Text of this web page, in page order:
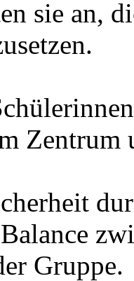
sie an,
Zentrum
Gruppe.